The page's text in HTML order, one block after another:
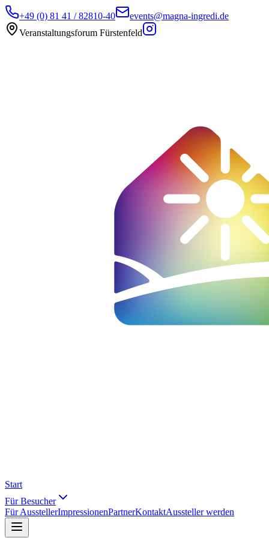
+49 (0) 81 41 / 82810-40
events@magna-ingredi.de
Veranstaltungsforum Fürstenfeld
Start
Für Besucher
Für AusstellerImpressionenPartnerKontaktAussteller werden